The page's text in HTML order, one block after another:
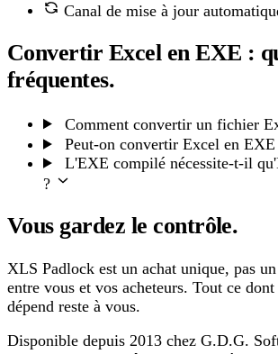
Canal de mise à jour
Convertir Excel en EXE :
fréquentes.
Comment convertir un fichier
Peut-on convertir Excel en
L'EXE compilé nécessite-t-il
?
Vous gardez le contrôle.
XLS Padlock est un achat unique, pas
entre vous et vos acheteurs. Tout ce
dépend reste à vous.
Disponible depuis 2013 chez G.D.G.